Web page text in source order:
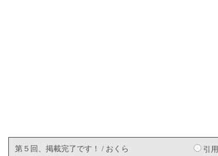
第５回、掲載完了です！ / おくら 引用